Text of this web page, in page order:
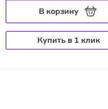
В корзину
Купить в 1 клик